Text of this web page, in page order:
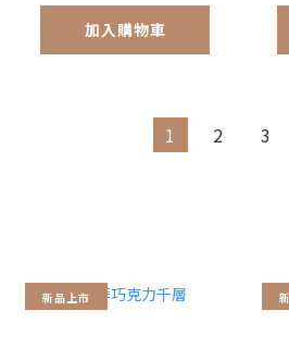
加入購物車
1 2 3
新品上市